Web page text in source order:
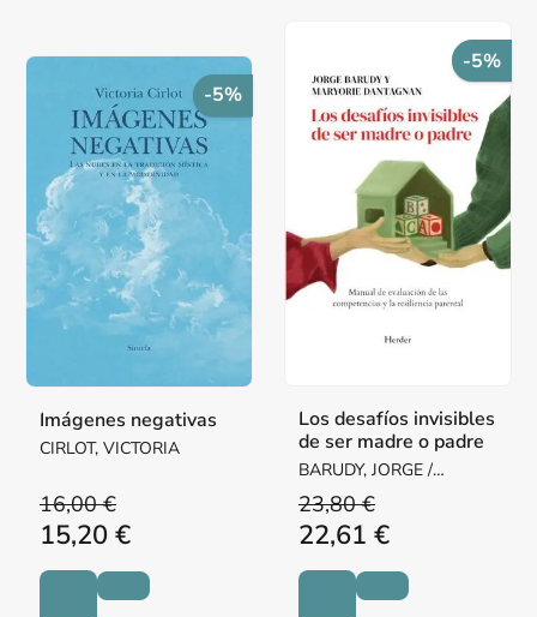
-5%
Imágenes negativas
CIRLOT, VICTORIA
16,00 €
15,20 €
-5%
Los desafíos invisibles
de ser madre o padre
BARUDY, JORGE /
DANTAGNAN, MARYORIE
23,80 €
22,61 €